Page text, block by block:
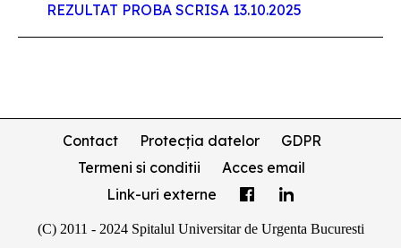
REZULTAT PROBA SCRISA 13.10.2025
Contact Protecția datelor
GDPR
Termeni si conditii
Acces email
Link-uri externe
(C) 2011 - 2024 Spitalul Universitar de Urgenta Bucuresti